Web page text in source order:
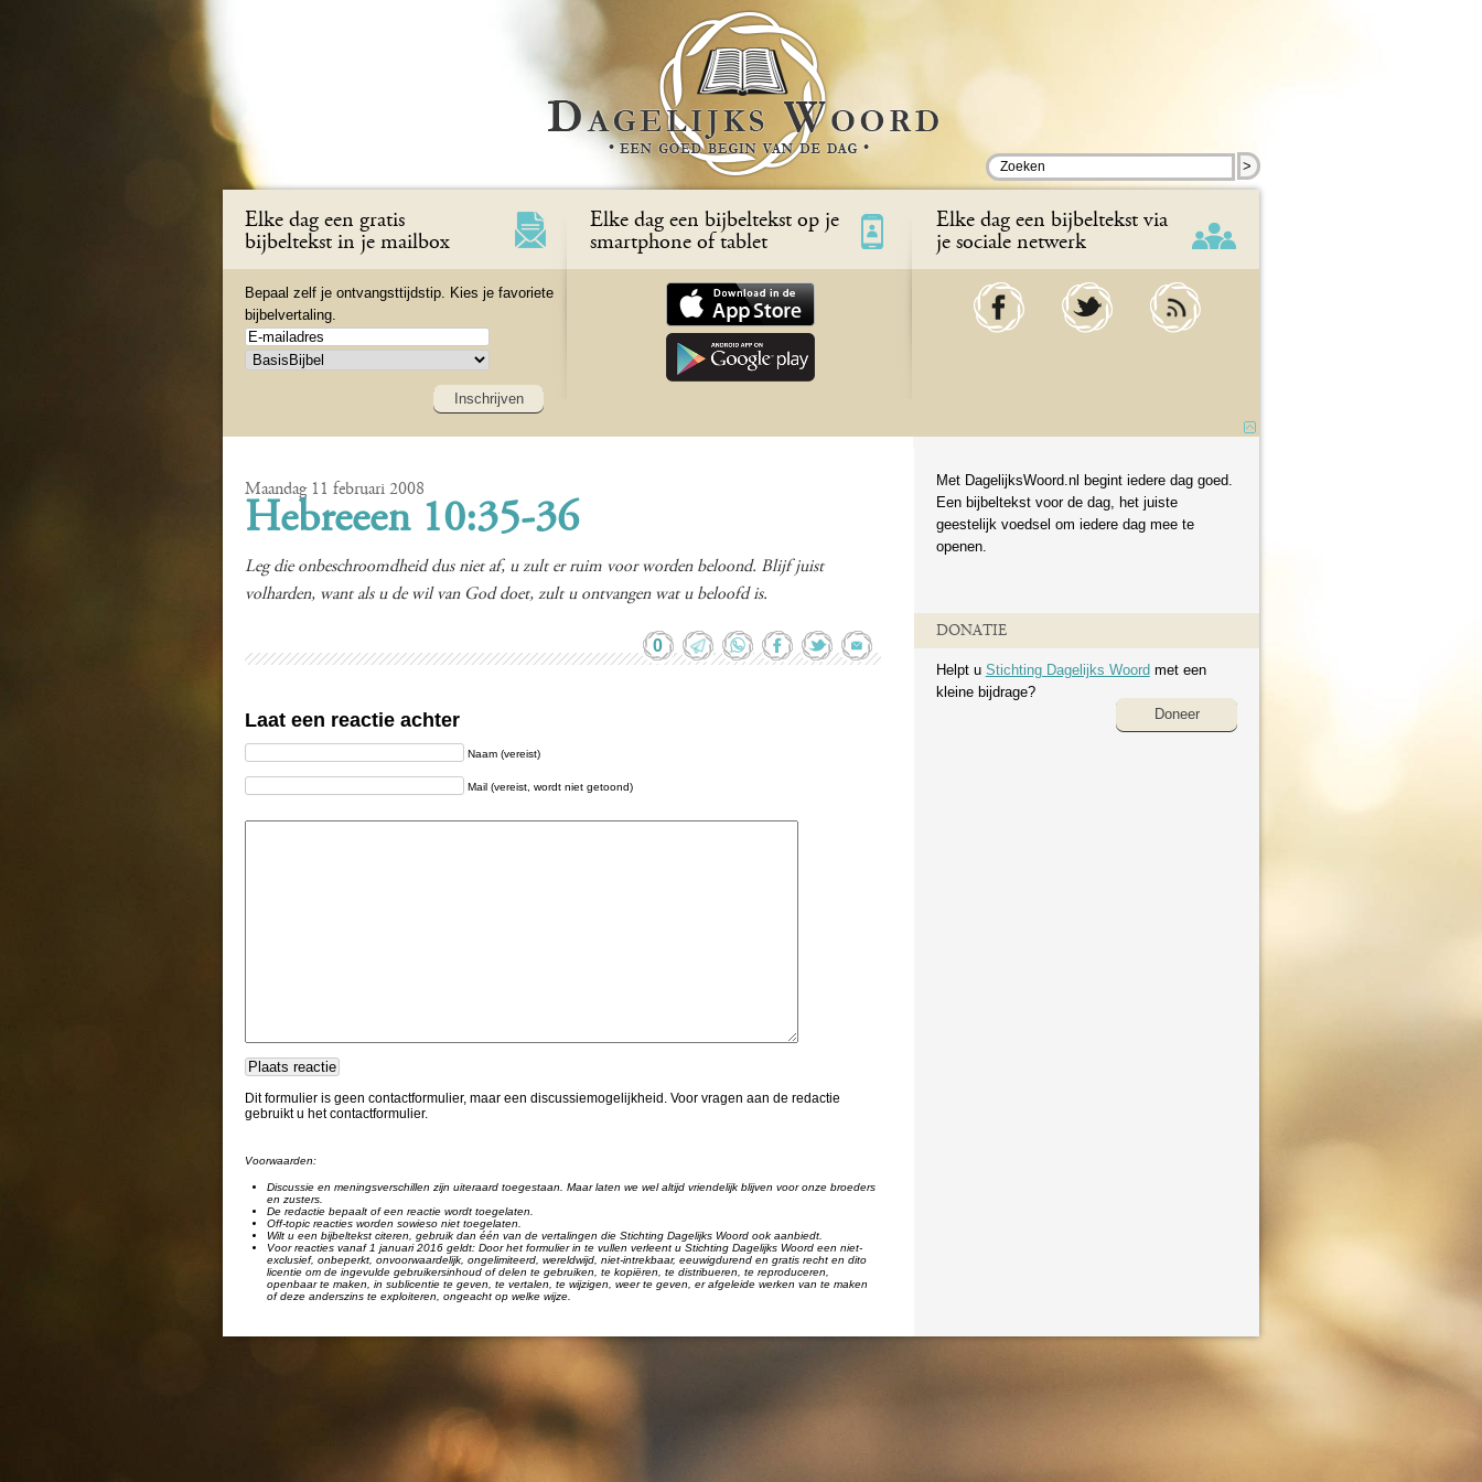
>
Elke dag een gratis
bijbeltekst in je mailbox
Bepaal zelf je ontvangsttijdstip. Kies je favoriete
bijbelvertaling.
Inschrijven
Elke dag een bijbeltekst op je
smartphone of tablet
Elke dag een bijbeltekst via
je sociale netwerk
Maandag 11 februari 2008
Hebreeen 10:35-36
Leg die onbeschroomdheid dus niet af, u zult er ruim voor worden beloond. Blijf juist
volharden, want als u de wil van God doet, zult u ontvangen wat u beloofd is.
0
Laat een reactie achter
Naam (vereist)
Mail (vereist, wordt niet getoond)
Dit formulier is geen contactformulier, maar een discussiemogelijkheid. Voor vragen aan de redactie
gebruikt u het contactformulier.
Voorwaarden:
Discussie en meningsverschillen zijn uiteraard toegestaan. Maar laten we wel altijd vriendelijk blijven voor onze broeders
en zusters.
De redactie bepaalt of een reactie wordt toegelaten.
Off-topic reacties worden sowieso niet toegelaten.
Wilt u een bijbeltekst citeren, gebruik dan één van de vertalingen die Stichting Dagelijks Woord ook aanbiedt.
Voor reacties vanaf 1 januari 2016 geldt: Door het formulier in te vullen verleent u Stichting Dagelijks Woord een niet-
exclusief, onbeperkt, onvoorwaardelijk, ongelimiteerd, wereldwijd, niet-intrekbaar, eeuwigdurend en gratis recht en dito
licentie om de ingevulde gebruikersinhoud of delen te gebruiken, te kopiëren, te distribueren, te reproduceren,
openbaar te maken, in sublicentie te geven, te vertalen, te wijzigen, weer te geven, er afgeleide werken van te maken
of deze anderszins te exploiteren, ongeacht op welke wijze.
Met DagelijksWoord.nl begint iedere dag goed.
Een bijbeltekst voor de dag, het juiste
geestelijk voedsel om iedere dag mee te
openen.
DONATIE
Helpt u Stichting Dagelijks Woord met een
kleine bijdrage?
Doneer